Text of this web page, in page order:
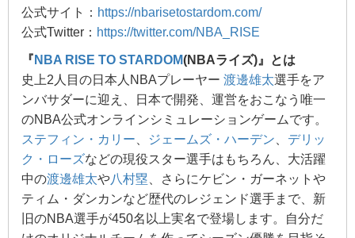
公式サイト： https://nbarisetostardom.com/
公式Twitter： https://twitter.com/NBA_RISE
『 NBA RISE TO STARDOM(NBAライズ)』とは
史上2人目の日本人NBAプレーヤー 渡邊雄太選手をア
ンバサダーに迎え、日本で開発、運営をおこなう唯一
のNBA公式オンラインシミュレーションゲームです。
ステフィン・カリー
ジェームズ・ハーデン
デリッ
ク・ローズなどの現役スター選手はもちろん、大活躍
中の渡邊雄太や八村塁 、さらにケビン・ガーネットや
ティム・ダンカンなど歴代のレジェンド選手まで、新
旧のNBA選手が450名以上実名で登場します。自分だ